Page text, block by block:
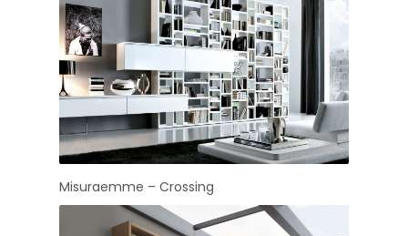
Misuraemme – Crossing